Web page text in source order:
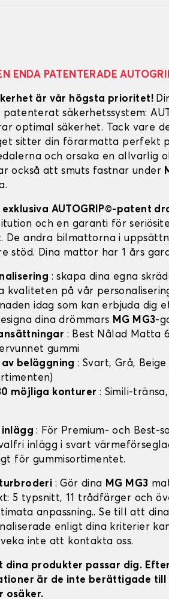
ENDA PATENTERADE
är vår högsta prioritet!
patenterat säkerhetssystem:
optimal säkerhet. Tack vare
sitter din förarmatta perfekt
och orsaka en allvarlig
också att smuts fastnar under
AUTOGRIP©-patent
och en garanti för
De andra bilmattorna i
stöd. Dina mattor har 1 års
: skapa dina egna
kvaliteten på vår
idag som kan erbjuda dig
dina drömmars MG MG3-
: Best Nålad Matta
gummi
beläggning: Svart, Grå,
möjliga konturer : Simili-
inlägg: För Premium- och Best-
inlägg i svart
för gummisortimentet.
: Gör dina MG MG3
5 typsnitt, 11 trådfärger och
anpassning.. Se till att
enligt dina kriterier
inte att kontakta oss.
dina produkter passar dig.
är de inte berättigade
osäker.